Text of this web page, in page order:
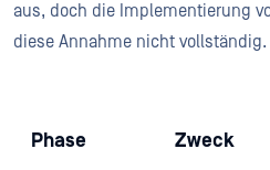
aus, doch die Implementierung
diese Annahme nicht vollständig.
Phase Zweck